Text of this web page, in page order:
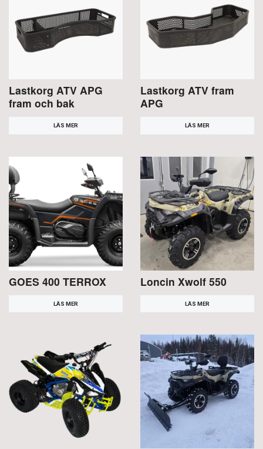
Lastkorg ATV APG
fram och bak
LÄS MER
Lastkorg ATV fram
APG
LÄS MER
GOES 400 TERROX
LÄS MER
Loncin Xwolf 550
LÄS MER